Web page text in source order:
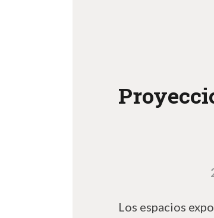
Los espacios